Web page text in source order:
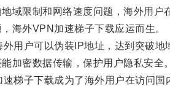
限制和网络速度问题，海外用户
外VPN加速梯子下载应运而生。
户可以伪装IP地址，达到突破地
密数据传输，保护用户隐私安全。
子下载成为了海外用户在访问国